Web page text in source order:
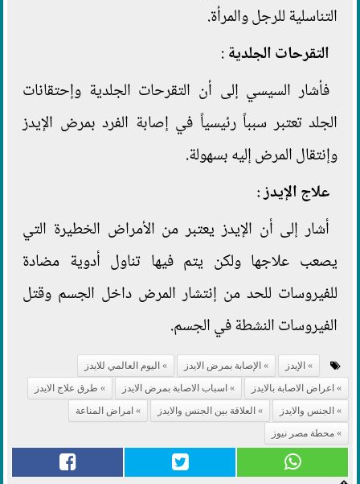
التناسلية للرجل والمرأة.
التقرحات الجلدية:
فأشار السيسي إلى أن التقرحات الجلدية وإحتقانات
الجلد تعتبر سبباً رئيسياً في إصابة الفرد بمرض الإيدز
وإنتقال المرض إليه بسهولة.
علاج الإيدز:
أشار إلى أن الإيدز يعتبر من الأمراض الخطيرة التي
يصعب علاجها ولكن يتم فيها تناول أدوية مضادة
للفيروسات للحد من إنتشار المرض داخل الجسم وقتل
الفيروسات النشطة في الجسم.
الإيدز الإصابة بمرض الايدز
اليوم العالمي للايدز
اعراض الاصابة بالايدز
اسباب الاصابة بمرض الايدز
طرق علاج الايدز
الجنس والايدز
العلاقة بين الجنس والايدز
امراض المناعة
محطة مصر نيوز